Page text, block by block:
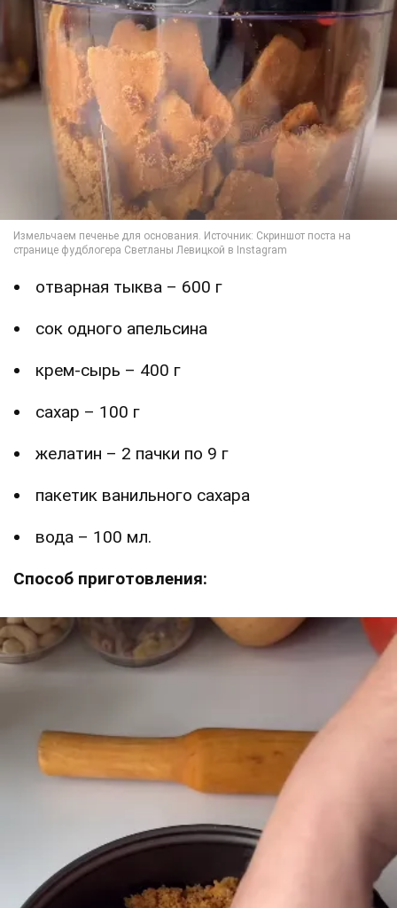
отварная тыква – 600 г
сок одного апельсина
крем-сырь – 400 г
сахар – 100 г
желатин – 2 пачки по 9 г
пакетик ванильного сахара
вода – 100 мл.
Способ приготовления: